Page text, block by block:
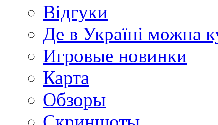
Відгуки
Де в Україні можна
Игровые новинки
Карта
Обзоры